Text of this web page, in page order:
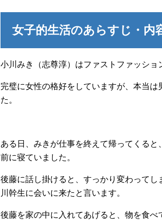
女子的生活のあらすじ・内
小川みき（志尊淳）はファストファッショ
完璧に女性の格好をしていますが、本当
た。
ある日、みきが仕事を終えて帰ってくる
前に寝ていました。
後藤に話し掛けると、すっかり変わって
川幹生に会いに来たと言います。
後藤を家の中に入れてあげると、物を食